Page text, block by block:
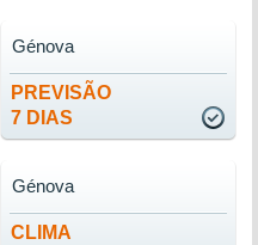
PREVISÃO
7 DIAS
Génova
CLIMA
Génova